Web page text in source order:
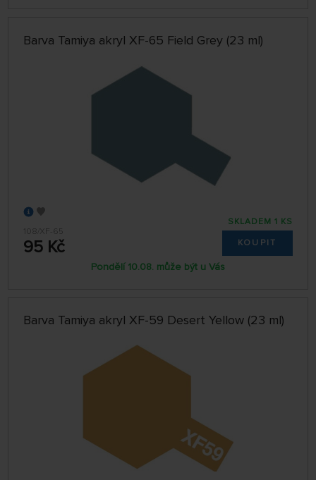
Barva Tamiya akryl XF-65 Field Grey (23 ml)
108/XF-65
95 Kč
SKLADEM 1 KS
KOUPIT
Pondělí 10.08. může být u Vás
Barva Tamiya akryl XF-59 Desert Yellow (23 ml)